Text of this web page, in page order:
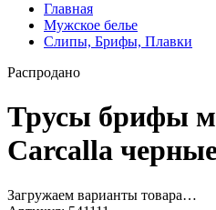
Главная
Мужское белье
Слипы, Брифы, Плавки
Распродано
Трусы брифы
Carcalla
Загружаем варианты товара…